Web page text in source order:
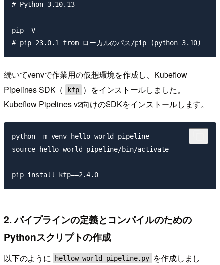
# Python 3.10.13
pip -V
続いてvenvで作業用の仮想環境を作成し、Kubeflow
Pipelines SDK（
kfp
）をインストールしました。
Kubeflow Pipelines v2向けのSDKをインストールします。
python -m venv hello_world_pipeline
source hello_world_pipeline/bin/activate
2. パイプラインの定義とコンパイルのための
Pythonスクリプトの作成
以下のように hellow_world_pipeline.py
を作成しまし